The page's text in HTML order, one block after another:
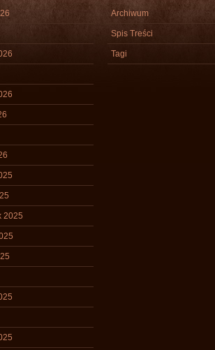
2025
Archiwum
Spis Treści
Tagi